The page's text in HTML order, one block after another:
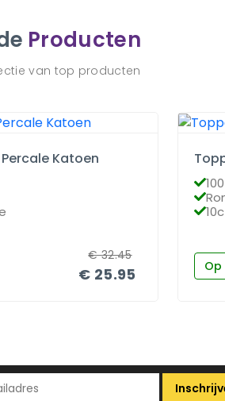
Producten
van top producten
Katoen
€ 25.95
€32.45